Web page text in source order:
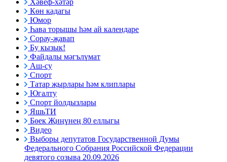
Хәвеф-хәтәр
Көн кадагы
Юмор
Һава торышы һәм ай календаре
Сорау-җавап
Бу кызык!
Файдалы мәгълүмат
Аш-су
Спорт
Татар җырлары һәм клиплары
Югалту
Спорт йолдызлары
ЯшьТИ
Бөек Җиңүнең 80 еллыгы
Видео
Выборы депутатов Государственной Думы
Федерального Собрания Российской Федерации
девятого созыва 20.09.2026